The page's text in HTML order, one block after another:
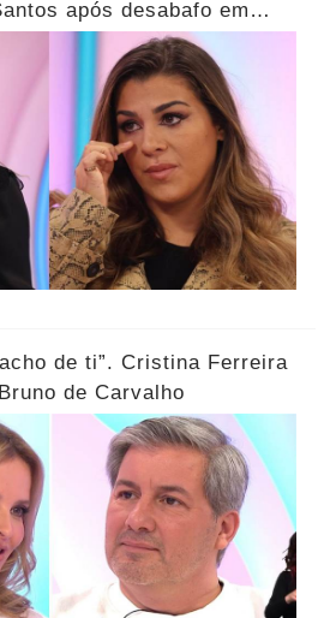
após desabafo em
de ti”. Cristina Ferreira
de Carvalho